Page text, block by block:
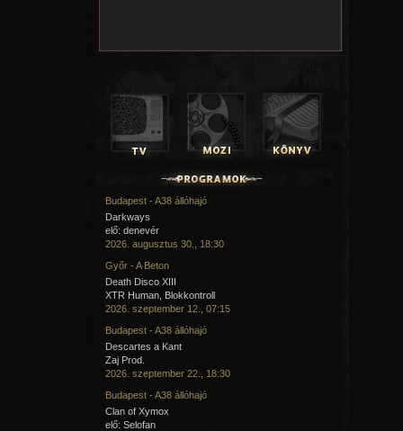
Budapest - A38 állóhajó
Darkways
elő: denevér
2026. augusztus 30., 18:30
Győr - A Beton
Death Disco XIII
XTR Human, Blokkontroll
2026. szeptember 12., 07:15
Budapest - A38 állóhajó
Descartes a Kant
Zaj Prod.
2026. szeptember 22., 18:30
Budapest - A38 állóhajó
Clan of Xymox
elő: Selofan